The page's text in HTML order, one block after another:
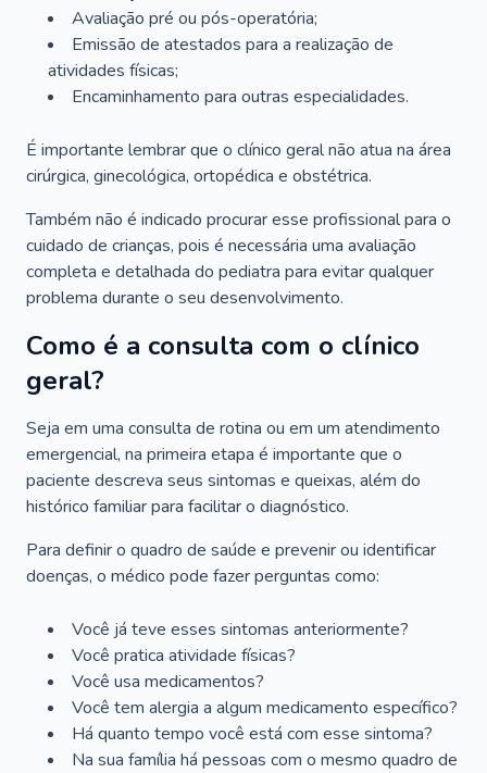
Avaliação pré ou pós-operatória;
Emissão de atestados para a realização de
atividades físicas;
Encaminhamento para outras especialidades.
É importante lembrar que o clínico geral não atua na área
cirúrgica, ginecológica, ortopédica e obstétrica.
Também não é indicado procurar esse profissional para o
cuidado de crianças, pois é necessária uma avaliação
completa e detalhada do pediatra para evitar qualquer
problema durante o seu desenvolvimento.
Como é a consulta com o clínico
geral?
Seja em uma consulta de rotina ou em um atendimento
emergencial, na primeira etapa é importante que o
paciente descreva seus sintomas e queixas, além do
histórico familiar para facilitar o diagnóstico.
Para definir o quadro de saúde e prevenir ou identificar
doenças, o médico pode fazer perguntas como:
Você já teve esses sintomas anteriormente?
Você pratica atividade físicas?
Você usa medicamentos?
Você tem alergia a algum medicamento específico?
Há quanto tempo você está com esse sintoma?
Na sua família há pessoas com o mesmo quadro de